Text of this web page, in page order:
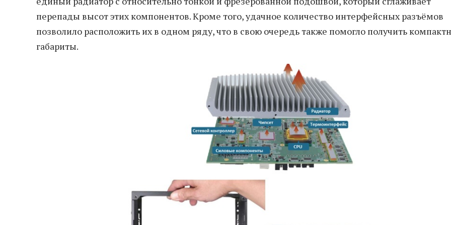
перепады высот этих компонентов. Кроме того, удачное количество интерфейсных разъёмов
позволило расположить их в одном ряду, что в свою очередь также помогло получить
габариты.